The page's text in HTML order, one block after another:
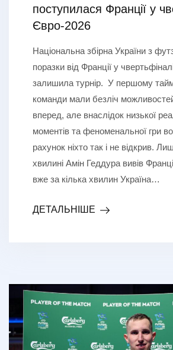
поступилася Франції у
Євро-2026
Національна збірна України з
поразки від Франції у
залишила турнір. У першому
команди мали безліч
вперед, але внаслідок низької
моментів та феноменальної гри
рахунок ніхто так і не відкрив.
хвилині Амін Геддура вивів
вже за кілька хвилин Україна…
ДЕТАЛЬНІШЕ